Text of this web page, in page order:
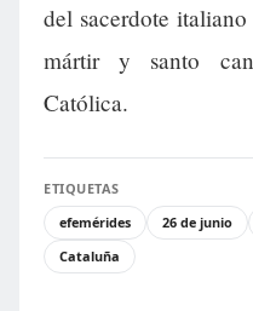
del sacerdote
mártir y santo
Católica.
ETIQUETAS
efemérides
26 de junio
Cataluña